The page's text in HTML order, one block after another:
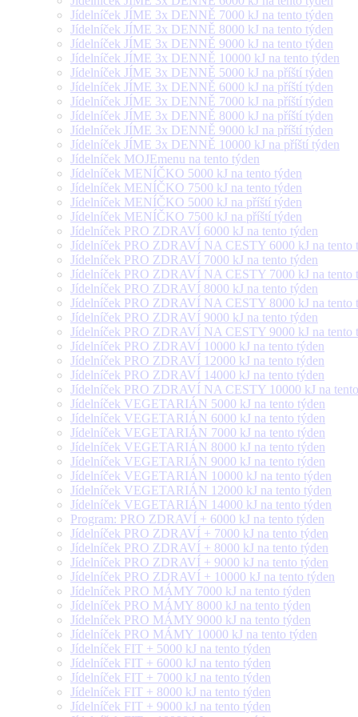
Jídelníček JÍME 3x DENNĚ 7000 kJ na tento týden
Jídelníček JÍME 3x DENNĚ 8000 kJ na tento týden
Jídelníček JÍME 3x DENNĚ 9000 kJ na tento týden
Jídelníček JÍME 3x DENNĚ 10000 kJ na tento týden
Jídelníček JÍME 3x DENNĚ 5000 kJ na příští týden
Jídelníček JÍME 3x DENNĚ 6000 kJ na příští týden
Jídelníček JÍME 3x DENNĚ 7000 kJ na příští týden
Jídelníček JÍME 3x DENNĚ 8000 kJ na příští týden
Jídelníček JÍME 3x DENNĚ 9000 kJ na příští týden
Jídelníček JÍME 3x DENNĚ 10000 kJ na příští týden
Jídelníček MOJEmenu na tento týden
Jídelníček MENÍČKO 5000 kJ na tento týden
Jídelníček MENÍČKO 7500 kJ na tento týden
Jídelníček MENÍČKO 5000 kJ na příští týden
Jídelníček MENÍČKO 7500 kJ na příští týden
Jídelníček PRO ZDRAVÍ 6000 kJ na tento týden
Jídelníček PRO ZDRAVÍ NA CESTY 6000 kJ na tento
Jídelníček PRO ZDRAVÍ 7000 kJ na tento týden
Jídelníček PRO ZDRAVÍ NA CESTY 7000 kJ na tento
Jídelníček PRO ZDRAVÍ 8000 kJ na tento týden
Jídelníček PRO ZDRAVÍ NA CESTY 8000 kJ na tento
Jídelníček PRO ZDRAVÍ 9000 kJ na tento týden
Jídelníček PRO ZDRAVÍ NA CESTY 9000 kJ na tento
Jídelníček PRO ZDRAVÍ 10000 kJ na tento týden
Jídelníček PRO ZDRAVÍ 12000 kJ na tento týden
Jídelníček PRO ZDRAVÍ 14000 kJ na tento týden
Jídelníček PRO ZDRAVÍ NA CESTY 10000 kJ na
Jídelníček VEGETARIÁN 5000 kJ na tento týden
Jídelníček VEGETARIÁN 6000 kJ na tento týden
Jídelníček VEGETARIÁN 7000 kJ na tento týden
Jídelníček VEGETARIÁN 8000 kJ na tento týden
Jídelníček VEGETARIÁN 9000 kJ na tento týden
Jídelníček VEGETARIÁN 10000 kJ na tento týden
Jídelníček VEGETARIÁN 12000 kJ na tento týden
Jídelníček VEGETARIÁN 14000 kJ na tento týden
Program: PRO ZDRAVÍ + 6000 kJ na tento týden
Jídelníček PRO ZDRAVÍ + 7000 kJ na tento týden
Jídelníček PRO ZDRAVÍ + 8000 kJ na tento týden
Jídelníček PRO ZDRAVÍ + 9000 kJ na tento týden
Jídelníček PRO ZDRAVÍ + 10000 kJ na tento týden
Jídelníček PRO MÁMY 7000 kJ na tento týden
Jídelníček PRO MÁMY 8000 kJ na tento týden
Jídelníček PRO MÁMY 9000 kJ na tento týden
Jídelníček PRO MÁMY 10000 kJ na tento týden
Jídelníček FIT + 5000 kJ na tento týden
Jídelníček FIT + 6000 kJ na tento týden
Jídelníček FIT + 7000 kJ na tento týden
Jídelníček FIT + 8000 kJ na tento týden
Jídelníček FIT + 9000 kJ na tento týden